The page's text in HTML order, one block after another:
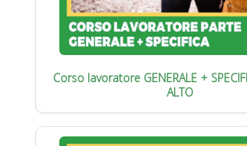
Corso lavoratore GENERALE +
ALTO